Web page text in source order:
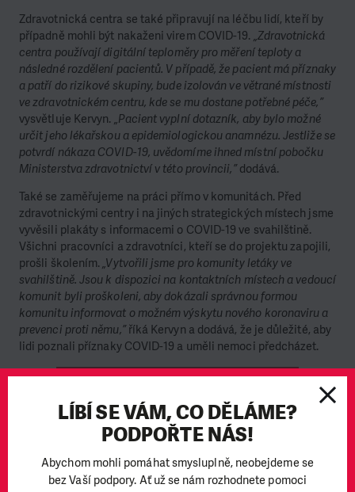
Zdravotnická centra se také připravují na léčbu lidí, kteří by
případně mohli být nakaženi virem COVID-19. „Zdravotnická
centra používají digitální teploměry pro měření teploty a
následné rozdělení pacientů. V případě, že pacient má příznaky
a patří do rizikové skupiny, bude izolován ve větrané místnosti
ve zdravotnickém centru, kde se mu dostane potřebné péče,”
vysvětluje Kervyn. „Pacient vyplní dotazník, aby bylo možné
určit jeho lékařskou a epidemiologickou anamnézu. Jestliže se
potvrdí nákaza COVID-19, uvědomíme ihned místní pobočku
Ministerstva zdravotnictví v této provincii,”dodává.
Také se zaměřujeme na práci přímo v komunitách. Před
zdravotnickými centry i na jiných strategických místech jsme
vyvěsili plakáty s informacemi o COVID-19 ve svahilštině.
Všichni pracovníci a zdravotníci, kteří se do projektu zapojili,
prošli školením.„Vytvořili jsme pro komunity letáky ve
svahilštině. Jsou k dispozici na kontaktních místech a vedoucí
komunit byli proškoleni, aby dokázali správnou formou
komunitu informovat o možném výskytu nového koronaviru a
prevenci proti němu,”říká Kervyn a dodává, že je důležité, aby
lidi poznali příznaky COVID-19 a uměli nemoci předcházet.
LÍBÍ SE VÁM, CO DĚLÁME?
PODPOŘTE NÁS!
Abychom mohli pomáhat smysluplně, neobejdeme se
bez Vaší podpory. Ať už se nám rozhodnete pomoci